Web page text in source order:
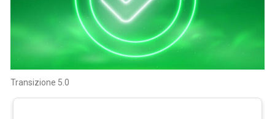
Transizione 5.0